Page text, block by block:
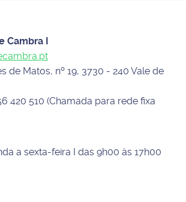
Cambra I
de Matos, nº 19, 3730 - 240 Vale de
420 510 (Chamada para rede fixa
a sexta-feira I das 9h00 às 17h00